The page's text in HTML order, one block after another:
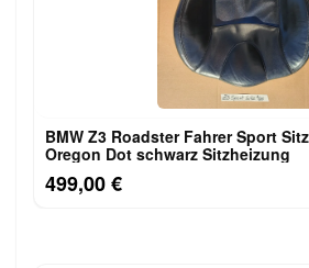
BMW Z3 Roadster Fahrer Sport
Oregon Dot schwarz Sitzheizung
499,00 €